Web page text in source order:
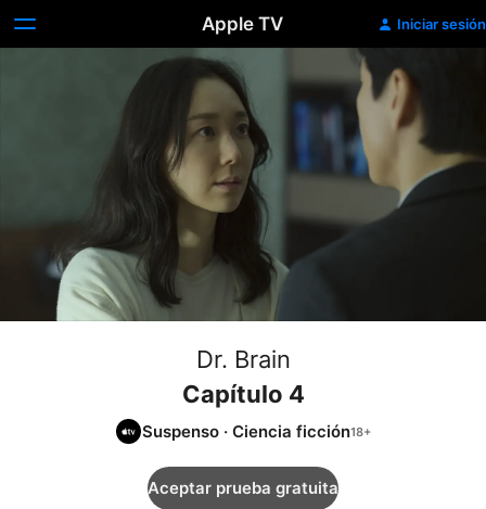
Apple TV Iniciar sesión
Dr. Brain
Capítulo 4
Suspenso · Ciencia ficción
Aceptar prueba gratuita